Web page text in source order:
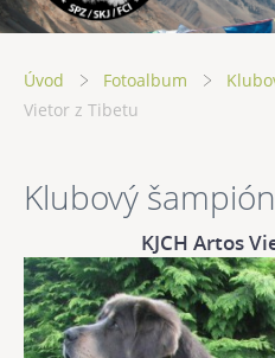
Úvod Fotoalbum
Vietor z Tibetu
Klubový šampión
KJCH Artos